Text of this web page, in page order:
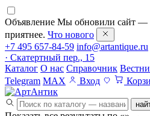
Объявление Мы обновили сайт —
приятнее. Что нового
+7 495 657-84-59 info@artantique.ru
· Скатертный пер., 15
Каталог О нас Справочник
Telegram MAX Вход